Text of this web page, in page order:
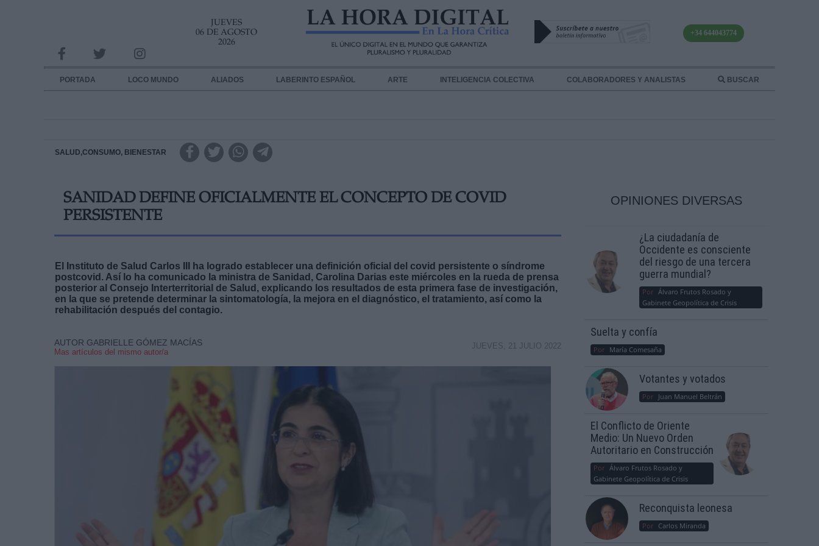
JUEVES
06 DE AGOSTO
2026
+34 644043774
PORTADA LOCO MUNDO ALIADOS LABERINTO ESPAÑOL ARTE INTELIGENCIA COLECTIVA COLABORADORES Y ANALISTAS BUSCAR
SALUD,CONSUMO, BIENESTAR
SANIDAD DEFINE OFICIALMENTE EL CONCEPTO DE COVID
PERSISTENTE
El Instituto de Salud Carlos III ha logrado establecer una definición oficial del covid persistente o síndrome
postcovid. Así lo ha comunicado la ministra de Sanidad, Carolina Darias este miércoles en la rueda de prensa
posterior al Consejo Interterritorial de Salud, explicando los resultados de esta primera fase de investigación,
en la que se pretende determinar la sintomatología, la mejora en el diagnóstico, el tratamiento, así como la
rehabilitación después del contagio.
AUTOR GABRIELLE GÓMEZ MACÍAS
Mas artículos del mismo autor/a
JUEVES, 21 JULIO 2022
OPINIONES DIVERSAS
¿La ciudadanía de
Occidente es consciente
del riesgo de una tercera
guerra mundial?
Por Álvaro Frutos Rosado y
Gabinete Geopolítica de Crisis
Suelta y confía
Por María Comesaña
Votantes y votados
Por Juan Manuel Beltrán
El Conflicto de Oriente
Medio: Un Nuevo Orden
Autoritario en Construcción
Por Álvaro Frutos Rosado y
Gabinete Geopolítica de Crisis
Reconquista leonesa
Por Carlos Miranda
INFORMACION SOBRE LA PROTECCIÓN DE TUS DATOS
Responsable:
Destinatarios:
link
Información adicional
link